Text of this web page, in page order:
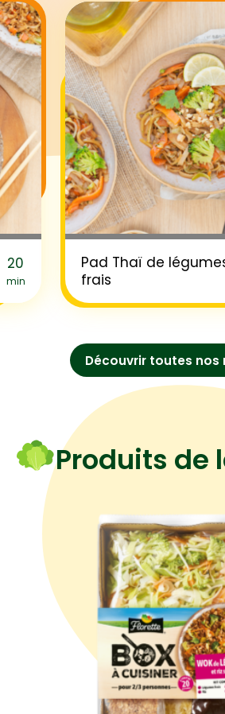
Fibres (g)
Protéines (g)
Sel (g)
20
min
Pad Thaï de
frais
Découvrir toutes nos
Produits de